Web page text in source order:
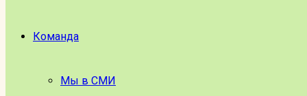
Команда
Мы в СМИ